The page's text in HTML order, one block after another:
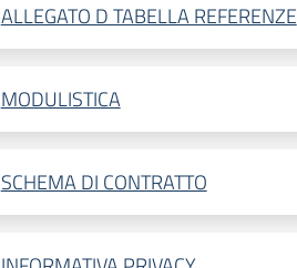
ALLEGATO D TABELLA REFERENZE
MODULISTICA
SCHEMA DI CONTRATTO